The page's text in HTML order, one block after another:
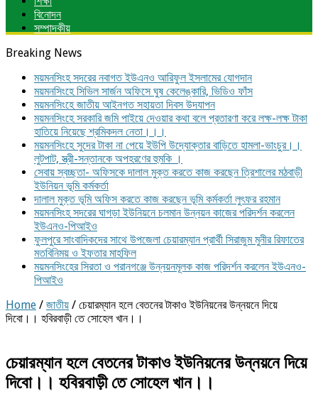
বিনোদন
সম্পাদকীয়
Breaking News
ময়মনসিংহ সদরের নবাগত ইউএনও আরিফুল ইসলামের যোগদান
ময়মনসিংহে সিভিল সার্জন অফিসে ঘুষ কেলেঙ্কারি, ভিডিও ফাঁস
ময়মনসিংহে জাতীয় আইনগত সহায়তা দিবস উদযাপন
ময়মনসিংহে সরকারি জমি পাইয়ে দেওয়ার কথা বলে প্রতারণা করে লক্ষ-লক্ষ টাকা
হাতিয়ে নিয়েছে শ্রমিকদল নেতা।।।
ময়মনসিংহে সুদের টাকা না পেয়ে ইউপি উদ্যোক্তার বাড়িতে হামলা-ভাংচুর।।
লুটপাট, স্ত্রী‌-সন্তানকে অপহরণের হুমকি ।
সেবায় স্বচ্ছতা- অফিসকে দালাল মুক্ত করতে কাজ করছেন ত্রিশালের মঠবাড়ী
ইউনিয়ন ভূমি কর্মকর্তা
দালাল মুক্ত ভূমি অফিস করতে কাজ করছেন ভূমি কর্মকর্তা লুৎফর রহমান
ময়মনসিংহ সদরের ঘাগড়া ইউনিয়নে চলমান উন্নয়ন কাজের পরিদর্শন করলেন
ইউএনও-পিআইও
ফুলপুরে সাংবাদিকদের সাথে উপজেলা চেয়ারম্যান প্রার্থী সিরাজুম মুনীর রিফাতের
মতবিনিময় ও ইফতার মাহফিল
ময়মনসিংহের সিরতা ও পরানগঞ্জে উন্নয়নমূলক কাজ পরিদর্শন করলেন ইউএনও-
পিআইও
Home / জাতীয় / চেয়ারম্যান হলে বেতনের টাকাও ইউনিয়নের উন্নয়নে দিয়ে
দিবো।। হবিরবাড়ী তে সোহেল খান।।
চেয়ারম্যান হলে বেতনের টাকাও ইউনিয়নের উন্নয়নে দিয়ে
দিবো।। হবিরবাড়ী তে সোহেল খান।।